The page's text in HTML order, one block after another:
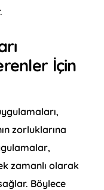
İçin
zorluklarına
zamanlı olarak
Böylece